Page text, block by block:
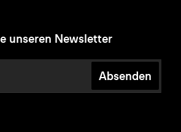
unseren Newsletter
Absenden